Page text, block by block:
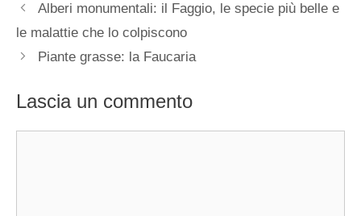
Alberi monumentali: il Faggio, le specie più belle e
le malattie che lo colpiscono
Piante grasse: la Faucaria
Lascia un commento